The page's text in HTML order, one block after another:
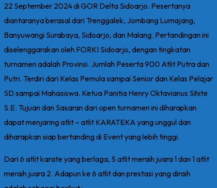
22 September 2024 di GOR Delta Sidoarjo. Pesertanya
diantaranya berasal dari Trenggalek, Jombang Lumajang,
Banyuwangi Surabaya, Sidoarjo, dan Malang. Pertandingan ini
diselenggarakan oleh FORKI Sidoarjo, dengan tingkatan
turnamen adalah Provinsi. Jumlah Peserta 900 Atlit Putra dan
Putri. Terdiri dari Kelas Pemula sampai Senior dan Kelas Pelajar
SD sampai Mahasiswa. Ketua Panitia Henry Oktavianus Sihite
S.E. Tujuan dan Sasaran dari open turnamen ini diharapkan
dapat menjaring atlit – atlit KARATEKA yang unggul dan
diharapkan siap bertanding di Event yang lebih tinggi.
Dari 6 atlit karate yang berlaga, 5 atlit meraih juara 1 dan 1 atlit
meraih juara 2. Adapun ke 6 atlit dan prestasi yang diraih